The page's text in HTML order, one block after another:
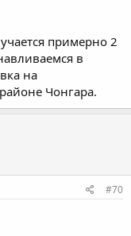
примерно 2
в
на
Чонгара.
#70